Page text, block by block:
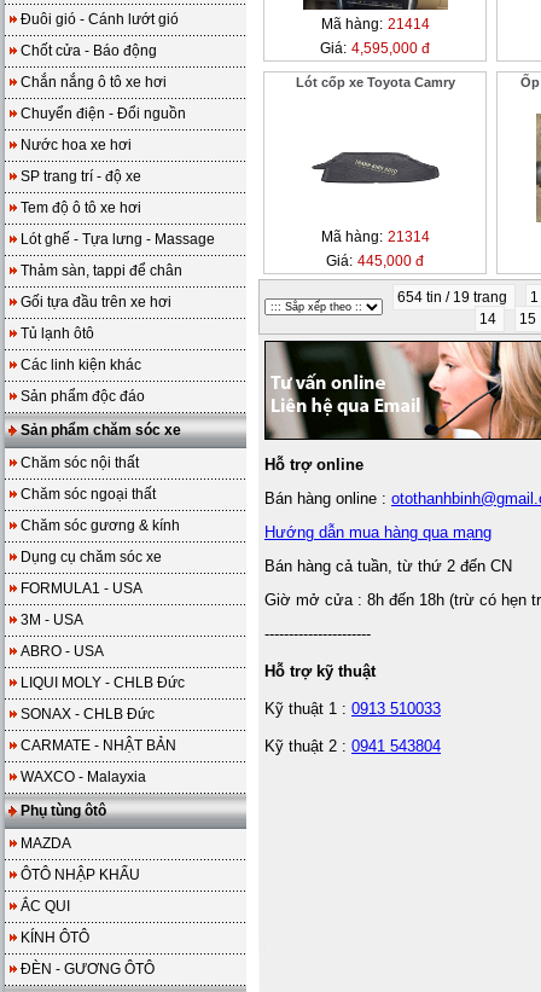
Đuôi gió - Cánh lướt gió
Chốt cửa - Báo động
Chắn nắng ô tô xe hơi
Chuyển điện - Đổi nguồn
Nước hoa xe hơi
SP trang trí - độ xe
Tem độ ô tô xe hơi
Lót ghế - Tựa lưng - Massage
Thảm sàn, tappi để chân
Gối tựa đầu trên xe hơi
Tủ lạnh ôtô
Các linh kiện khác
Sản phẩm độc đáo
Sản phẩm chăm sóc xe
Chăm sóc nội thất
Chăm sóc ngoại thất
Chăm sóc gương & kính
Dụng cụ chăm sóc xe
FORMULA1 - USA
3M - USA
ABRO - USA
LIQUI MOLY - CHLB Đức
SONAX - CHLB Đức
CARMATE - NHẬT BẢN
WAXCO - Malayxia
Phụ tùng ôtô
MAZDA
ÔTÔ NHẬP KHẨU
ẮC QUI
KÍNH ÔTÔ
ĐÈN - GƯƠNG ÔTÔ
Mã hàng: 21414
Giá: 4,595,000 đ
Lót cốp xe Toyota Camry
Mã hàng: 21314
Giá: 445,000 đ
654 tin / 19 trang
1
14
15
Hỗ trợ online
Bán hàng online :
Hướng dẫn mua hàng qua mạng
Bán hàng cả tuần, từ thứ 2 đến CN
Giờ mở cửa : 8h đến 18h (trừ có hẹn
----------------------
Hỗ trợ kỹ thuật
Kỹ thuật 1 : 0913 510033
Kỹ thuật 2 : 0941 543804